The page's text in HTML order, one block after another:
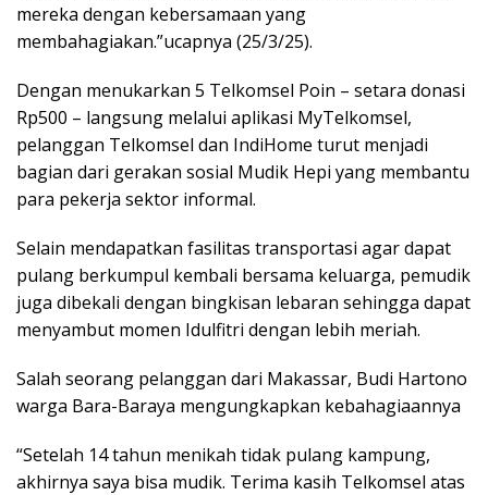
mereka dengan kebersamaan yang
membahagiakan.”ucapnya (25/3/25).
Dengan menukarkan 5 Telkomsel Poin – setara donasi
Rp500 – langsung melalui aplikasi MyTelkomsel,
pelanggan Telkomsel dan IndiHome turut menjadi
bagian dari gerakan sosial Mudik Hepi yang membantu
para pekerja sektor informal.
Selain mendapatkan fasilitas transportasi agar dapat
pulang berkumpul kembali bersama keluarga, pemudik
juga dibekali dengan bingkisan lebaran sehingga dapat
menyambut momen Idulfitri dengan lebih meriah.
Salah seorang pelanggan dari Makassar, Budi Hartono
warga Bara-Baraya mengungkapkan kebahagiaannya
“Setelah 14 tahun menikah tidak pulang kampung,
akhirnya saya bisa mudik. Terima kasih Telkomsel atas